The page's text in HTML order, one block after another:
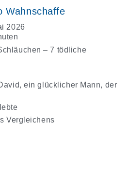
Wahnschaffe
2026
– 7 tödliche
ein glücklicher Mann, der
Vergleichens